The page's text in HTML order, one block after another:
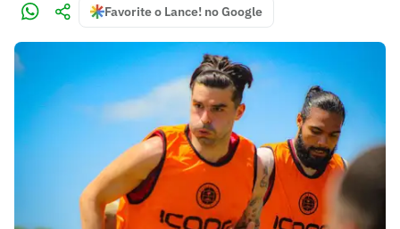
Favorite o Lance! no Google